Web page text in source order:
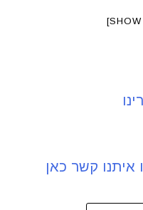
איתנו קשר כאן